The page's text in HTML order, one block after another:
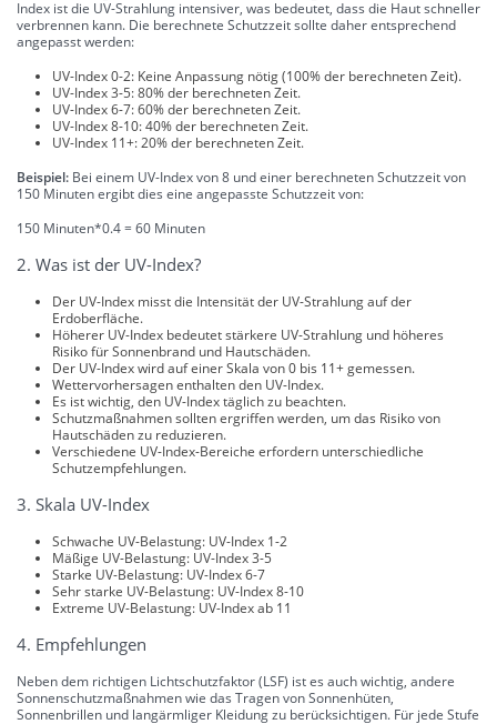
Index ist die UV-Strahlung intensiver, was bedeutet, dass die Haut schneller
verbrennen kann. Die berechnete Schutzzeit sollte daher entsprechend
angepasst werden:
UV-Index 0-2: Keine Anpassung nötig (100% der berechneten Zeit).
UV-Index 3-5: 80% der berechneten Zeit.
UV-Index 6-7: 60% der berechneten Zeit.
UV-Index 8-10: 40% der berechneten Zeit.
UV-Index 11+: 20% der berechneten Zeit.
Beispiel: Bei einem UV-Index von 8 und einer berechneten Schutzzeit von
150 Minuten ergibt dies eine angepasste Schutzzeit von:
150 Minuten*0.4 = 60 Minuten
2. Was ist der UV-Index?
Der UV-Index misst die Intensität der UV-Strahlung auf der
Erdoberfläche.
Höherer UV-Index bedeutet stärkere UV-Strahlung und höheres
Risiko für Sonnenbrand und Hautschäden.
Der UV-Index wird auf einer Skala von 0 bis 11+ gemessen.
Wettervorhersagen enthalten den UV-Index.
Es ist wichtig, den UV-Index täglich zu beachten.
Schutzmaßnahmen sollten ergriffen werden, um das Risiko von
Hautschäden zu reduzieren.
Verschiedene UV-Index-Bereiche erfordern unterschiedliche
Schutzempfehlungen.
3. Skala UV-Index
Schwache UV-Belastung: UV-Index 1-2
Mäßige UV-Belastung: UV-Index 3-5
Starke UV-Belastung: UV-Index 6-7
Sehr starke UV-Belastung: UV-Index 8-10
Extreme UV-Belastung: UV-Index ab 11
4. Empfehlungen
Neben dem richtigen Lichtschutzfaktor (LSF) ist es auch wichtig, andere
Sonnenschutzmaßnahmen wie das Tragen von Sonnenhüten,
Sonnenbrillen und langärmliger Kleidung zu berücksichtigen. Für jede Stufe